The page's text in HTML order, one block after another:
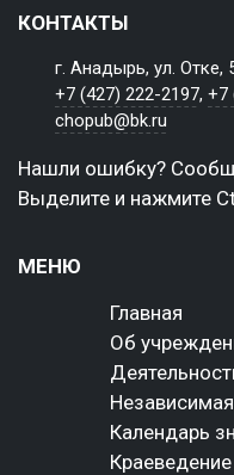
КОНТАКТЫ
г. Анадырь, ул. Отке,
+7 (427) 222-2197,+7
chopub@bk.ru
Нашли ошибку?
Выделите и нажмите
МЕНЮ
Главная
Об
Календарь
Краеведение